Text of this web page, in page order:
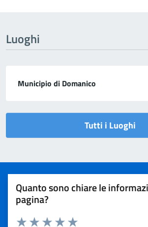
Luoghi
Municipio di Domanico
Tutti i Luoghi
Quanto sono chiare le
pagina?